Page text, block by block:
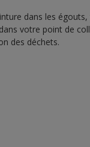
dans les
votre point de
des déchets.